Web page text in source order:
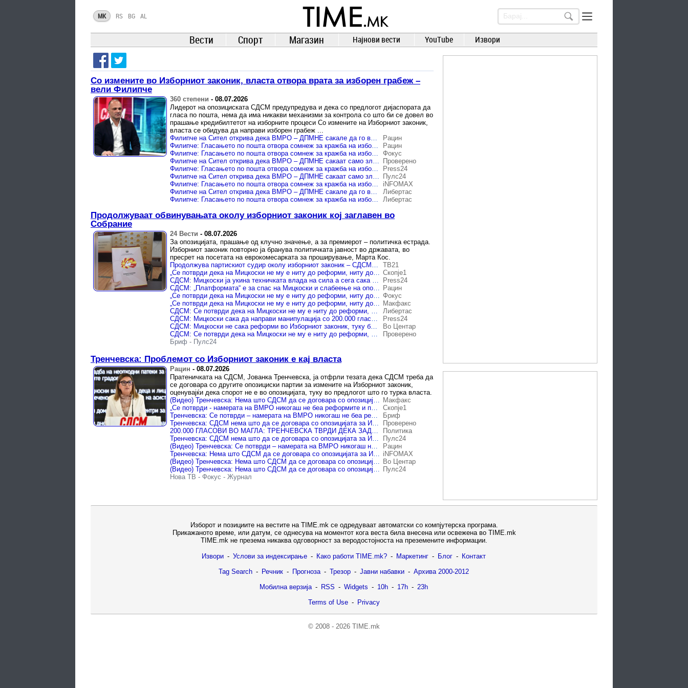
TIME.mk
ВЕСТИ
NEWS
MK RS BG AL
Вести Спорт Магазин Најнови вести YouTube Извори
Со измените во Изборниот законик, власта отвора врата за изборен грабеж –
вели Филипче
360 степени - 08.07.2026
Лидерот на опозициската СДСМ предупредува и дека со предлогот дијаспората да
гласа по пошта, нема да има никакви механизми за контрола со што би се довел во
прашање кредибилтетот на изборните процеси Со измените на Изборниот законик,
власта се обидува да направи изборен грабеж ...
Филипче на Сител открива дека ВМРО – ДПМНЕ сакале да го вратат гласањето со „тријаголничина“ на Груевски и Миле Јанакиески
Рацин
Филипче: Гласањето по пошта отвора сомнеж за кражба на изборите
Рацин
Филипче: Гласањето по пошта отвора сомнеж за кражба на изборите
Фокус
Филипче на Сител открива дека ВМРО – ДПМНЕ сакаат само злоупотреби и изборен грабеж
Проверено
Филипче: Гласањето по пошта отвора сомнеж за кражба на изборите
Press24
Филипче на Сител открива дека ВМРО – ДПМНЕ сакаат само злоупотреби и изборен грабеж
Пулс24
Филипче: Гласањето по пошта отвора сомнеж за кражба на изборите
iNFOMAX
Филипче на Сител открива дека ВМРО – ДПМНЕ сакале да го вратат гласањето со „тријаголничина“ на Груевски и Миле Јанакиески
Либертас
Филипче: Гласањето по пошта отвора сомнеж за кражба на изборите
Либертас
Продолжуваат обвинувањата околу изборниот законик кој заглавен во
Собрание
24 Вести - 08.07.2026
За опозицијата, прашање од клучно значење, а за премиерот – политичка естрада.
Изборниот законик повторно ја бранува политичката јавност во државата, во
пресрет на посетата на еврокомесарката за проширување, Марта Кос.
Продолжува партискиот судир околу изборниот законик – СДСМ обвинува за „изборна кражба“, ВМРО-ДПМНЕ повикува опозицијата да се договори
ТВ21
„Се потврди дека на Мицкоски не му е ниту до реформи, ниту до Изборен Законик - целта беше изборен грабеж“, велат од СДСМ Скопје1
СДСМ: Мицкоски ја укина техничката влада на сила а сега сака модел за кражба на гласови
Press24
СДСМ: „Платформата“ е за спас на Мицкоски и слабеење на опозицијата Рацин
„Се потврди дека на Мицкоски не му е ниту до реформи, ниту до Изборен Законик – целта беше изборен грабеж“, велат од СДСМ Фокус
„Се потврди дека на Мицкоски не му е ниту до реформи, ниту до Изборен Законик – целта беше изборен грабеж“, велат од СДСМ Макфакс
СДСМ: Се потврди дека на Мицкоски не му е ниту до реформи, ниту до Изборен Законик
Либертас
СДСМ: Мицкоски сака да направи манипулација со 200.000 гласови од дијаспората
Press24
СДСМ: Мицкоски не сака реформи во Изборниот законик, туку бара изборен грабеж
Во Центар
СДСМ: Се потврди дека на Мицкоски не му е ниту до реформи, ниту до Изборен Законик
Проверено
Бриф - Пулс24
Тренчевска: Проблемот со Изборниот законик е кај власта
Рацин - 08.07.2026
Пратеничката на СДСМ, Јованка Тренчевска, ја отфрли тезата дека СДСМ треба да
се договара со другите опозициски партии за измените на Изборниот законик,
оценувајќи дека спорот не е во опозицијата, туку во предлогот што го турка власта.
(Видео) Тренчевска: Нема што СДСМ да се договара со опозицијата за Изборниот законик, проблемот е кај власта Макфакс
„Се потврди - намерата на ВМРО никогаш не беа реформите и подобрувањето на Изборниот законик, туку изборен грабеж“, вели Тренчевска
Скопје1
Тренчевска: Се потврди – намерата на ВМРО никогаш не беа реформите и подобрувањето на Изборниот законик, туку изборен грабеж
Бриф
Тренчевска: СДСМ нема што да се договара со опозицијата за Изборниот законик
Проверено
200.000 ГЛАСОВИ ВО МАГЛА: ТРЕНЧЕВСКА ТВРДИ ДЕКА ЗАД „РЕФОРМИТЕ“ СЕ КРИЕ ИЗБОРЕН ИНЖЕНЕРИНГ
Политика
Тренчевска: СДСМ нема што да се договара со опозицијата за Изборниот законик
Пулс24
(Видео) Тренчевска: Се потврди – намерата на ВМРО никогаш не била реформите на Изборниот законик, туку изборен грабеж
Рацин
Тренчевска: Нема што СДСМ да се договара со опозицијата за Изборниот законик, проблемот е кај власта iNFOMAX
(Видео) Тренчевска: Нема што СДСМ да се договара со опозицијата за Изборниот законик, проблемот е кај власта Во Центар
(Видео) Тренчевска: Нема што СДСМ да се договара со опозицијата за Изборниот законик, проблемот е кај власта Пулс24
Нова ТВ - Фокус - Журнал
Изборот и позициите на вестите на TIME.mk се одредуваат автоматски со компјутерска програма.
Прикажаното време, или датум, се однесува на моментот кога веста била внесена или освежена во TIME.mk
TIME.mk не презема никаква одговорност за веродостојноста на преземените информации.
Извори - Услови за индексирање - Како работи TIME.mk? - Маркетинг - Блог - Контакт
Tag Search - Речник - Прогноза - Трезор - Јавни набавки - Архива 2000-2012
Мобилна верзија - RSS - Widgets - 10h - 17h - 23h
Terms of Use - Privacy
© 2008 - 2026 TIME.mk